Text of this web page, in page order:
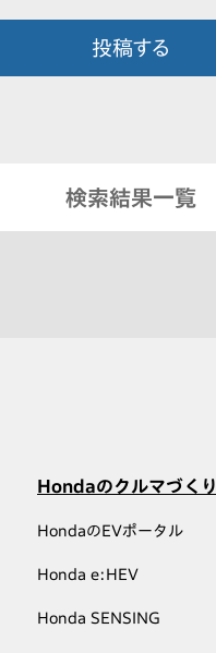
投稿する
検索結果一覧
Hondaのクルマづくり
HondaのEVポータル
Honda e:HEV
Honda SENSING